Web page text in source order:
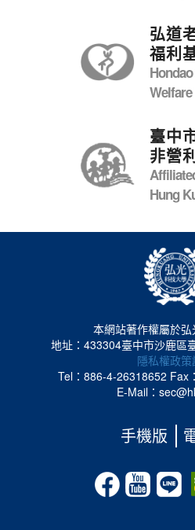
弘道
福利
臺中
非營
Hung
本網站著作權屬於弘
地址：433304臺中市沙鹿區
隱私權政策
Tel：886-4-26318652 Fax
E-Mail：
手機版